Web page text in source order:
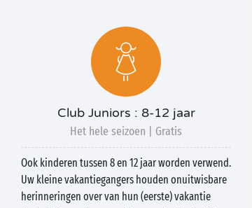
Club Juniors : 8-12 jaar
Het hele seizoen | Gratis
Ook kinderen tussen 8 en 12 jaar worden verwend.
Uw kleine vakantiegangers houden onuitwisbare
herinneringen over van hun (eerste) vakantie